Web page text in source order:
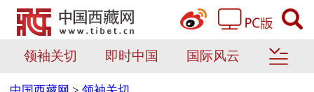
领袖关切 即时中国 国际风云